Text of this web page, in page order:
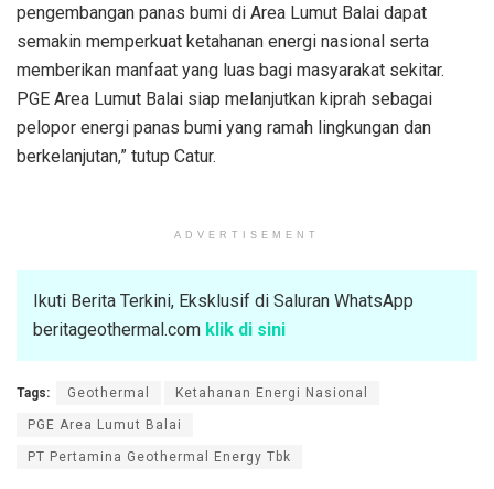
pengembangan panas bumi di Area Lumut Balai dapat
semakin memperkuat ketahanan energi nasional serta
memberikan manfaat yang luas bagi masyarakat sekitar.
PGE Area Lumut Balai siap melanjutkan kiprah sebagai
pelopor energi panas bumi yang ramah lingkungan dan
berkelanjutan,” tutup Catur.
ADVERTISEMENT
Ikuti Berita Terkini, Eksklusif di Saluran WhatsApp
beritageothermal.com klik di sini
Tags: Geothermal Ketahanan Energi Nasional
PGE Area Lumut Balai
PT Pertamina Geothermal Energy Tbk